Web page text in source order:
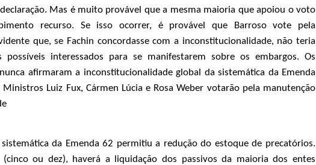
Mas é muito provável que a mesma maioria que apoiou o voto
recurso. Se isso ocorrer, é provável que Barroso vote pela
que, se Fachin concordasse com a inconstitucionalidade, não teria
interessados para se manifestarem sobre os embargos. Os
afirmaram a inconstitucionalidade global da sistemática da Emenda
Luiz Fux, Cármen Lúcia e Rosa Weber votarão pela manutenção
da Emenda 62 permitiu a redução do estoque de precatórios.
ou dez), haverá a liquidação dos passivos da maioria dos entes